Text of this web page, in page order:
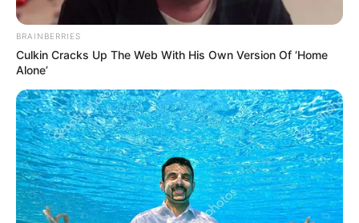
Posted
in
Friss hírek
Orbán Viktor lett Magyarország
legsárosabb férfija egy online
szavazáson?!
bySzerző • January 25, 2026
BRAINBERRIES
Culkin Cracks Up The Web With His Own Version Of ‘Home
Alone’